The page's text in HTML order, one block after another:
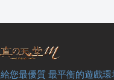
給您最優質 最平衡的遊戲